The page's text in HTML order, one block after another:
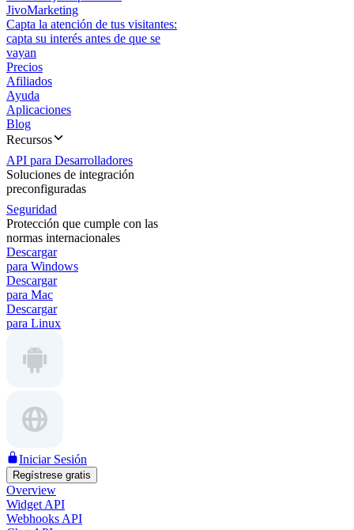
JivoMarketing
Capta la atención de tus visitantes:
capta su interés antes de que se
vayan
Precios
Afiliados
Ayuda
Aplicaciones
Blog
Recursos
API para Desarrolladores
Soluciones de integración
preconfiguradas
Seguridad
Protección que cumple con las
normas internacionales
Descargar
para Windows
Descargar
para Mac
Descargar
para Linux
Iniciar Sesión
Regístrese gratis
Overview
Widget API
Webhooks API